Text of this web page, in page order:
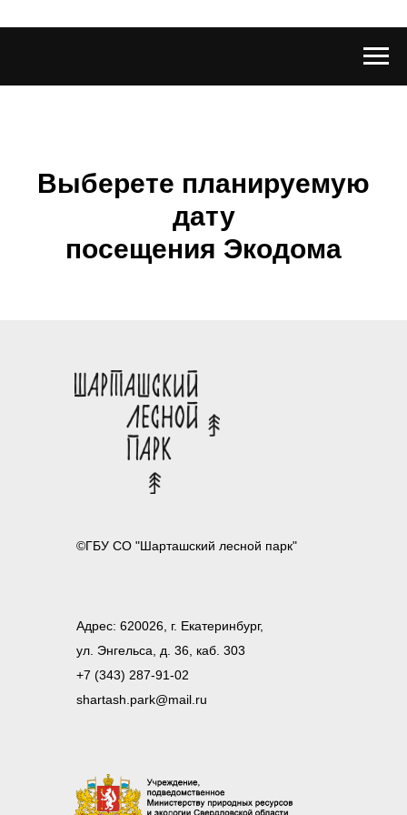
Выберете планируемую
дату
посещения Экодома
©ГБУ СО "Шарташский лесной парк"
Адрес: 620026, г. Екатеринбург,
ул. Энгельса, д. 36, каб. 303
+7 (343) 287-91-02
shartash.park@mail.ru